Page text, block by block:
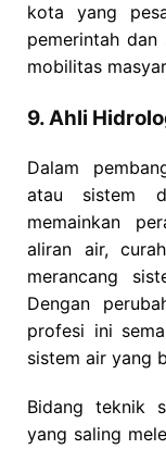
kota yang
pemerintah
mobilitas
9. Ahli
Dalam
atau sistem
memainkan
aliran air,
merancang
Dengan
profesi ini
sistem air yang
Bidang teknik
yang saling